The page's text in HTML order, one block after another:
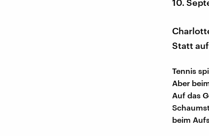
10.
Statt
Tennis
Aber
Auf das
beim